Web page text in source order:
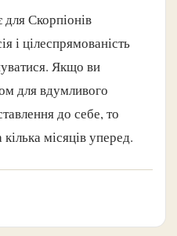
Скорпіонів
і цілеспрямованість
Якщо ви
для вдумливого
до себе, то
місяців уперед.